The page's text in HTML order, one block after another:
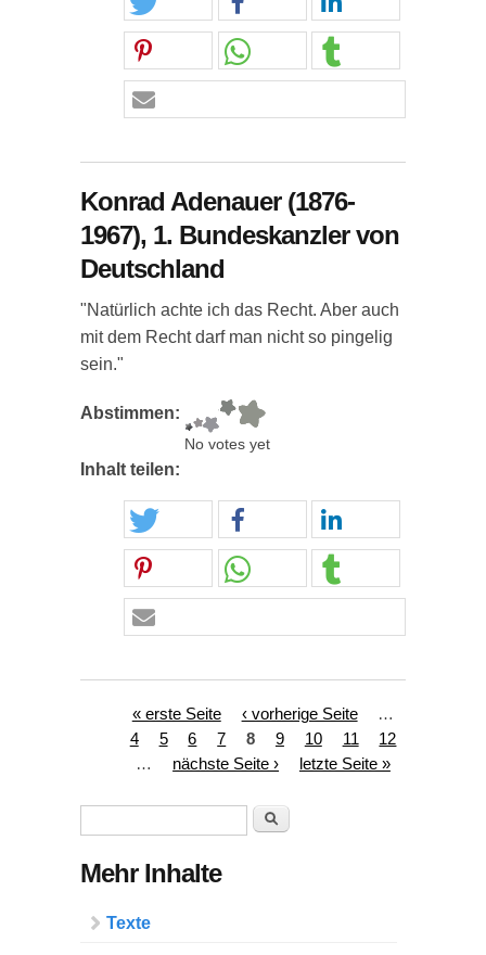
Konrad Adenauer (1876-
1967), 1. Bundeskanzler von
Deutschland
"Natürlich achte ich das Recht. Aber auch
mit dem Recht darf man nicht so pingelig
sein."
Abstimmen:
No votes yet
Inhalt teilen:
Seiten« erste Seite ‹ vorherige Seite
…
4
5 6 7 8 9 10 11
12
…
nächste Seite › letzte Seite »
Suche
Mehr Inhalte
Texte